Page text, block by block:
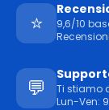
⭐
9,6/10
💬
Ti stiamo
Lun-Ven: